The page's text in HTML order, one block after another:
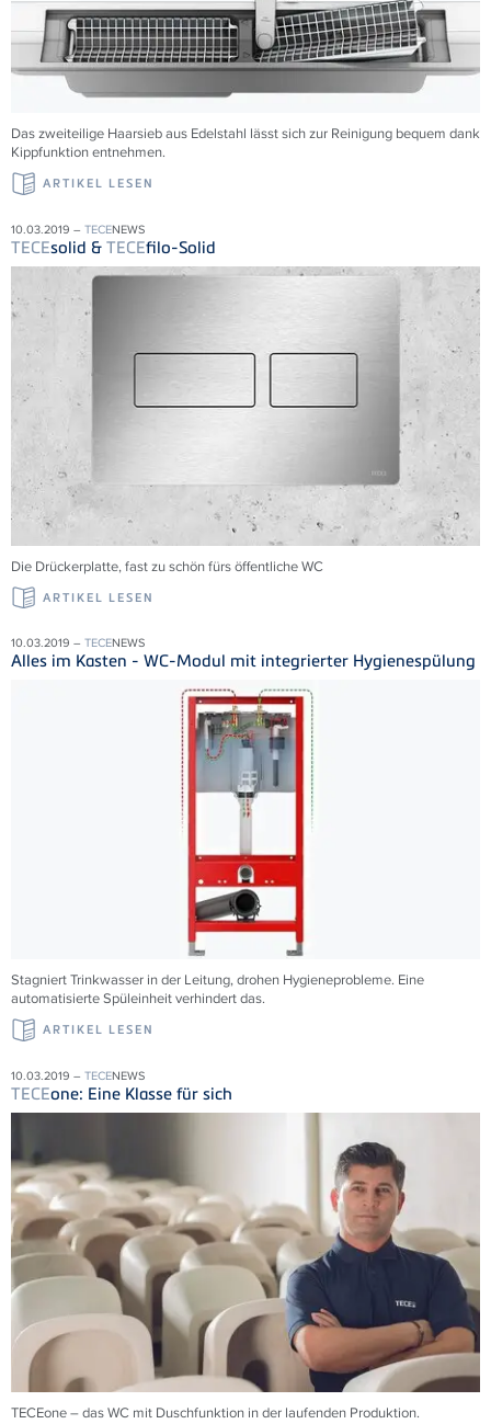
Das zweiteilige Haarsieb aus Edelstahl lässt sich zur Reinigung bequem dank
Kippfunktion entnehmen.
ARTIKEL LESEN
10.03.2019 – TECENEWS
TECEsolid & TECEfilo-Solid
Die Drückerplatte, fast zu schön fürs öffentliche WC
ARTIKEL LESEN
10.03.2019 – TECENEWS
Alles im Kasten - WC-Modul mit integrierter Hygienespülung
Stagniert Trinkwasser in der Leitung, drohen Hygieneprobleme. Eine
automatisierte Spüleinheit verhindert das.
ARTIKEL LESEN
10.03.2019 – TECENEWS
TECEone: Eine Klasse für sich
TECEone – das WC mit Duschfunktion in der laufenden Produktion.